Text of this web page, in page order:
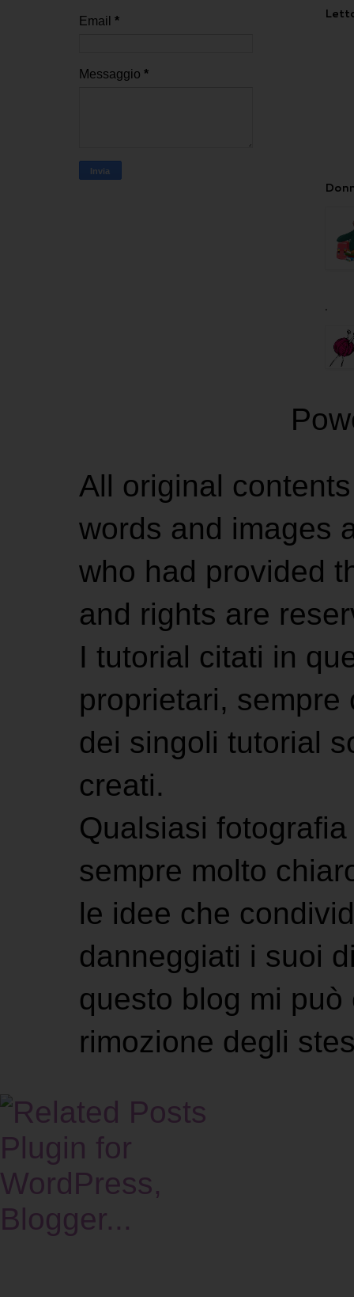
Email *
Messaggio *
.
All original
words and images
who had provided
and rights are
I tutorial citati in
proprietari,
dei singoli tutorial
creati.
Qualsiasi
sempre molto
le idee che
danneggiati i suoi
questo blog mi
rimozione degli